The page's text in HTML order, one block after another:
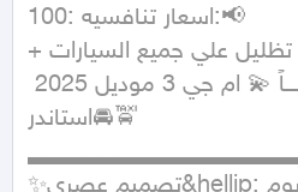
اسعار تنافسيه :100:📢
+باكديج تظليل علي جميع السيارات
استاندر🚘🚖
✨تصميم عصري&hellip; واقتصاد يرضيك كل يوم !